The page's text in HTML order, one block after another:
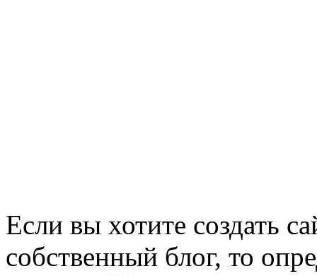
Если вы хотите создать
собственный блог, то